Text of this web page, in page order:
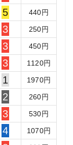
5 440円
3 250円
3 450円
3 1120円
1 1970円
2 260円
3 530円
4 1070円